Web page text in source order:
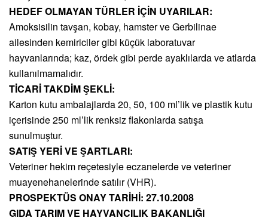
HEDEF OLMAYAN TÜRLER İÇİN UYARILAR:
Amoksisilin tavşan, kobay, hamster ve Gerbilinae
ailesinden kemiriciler gibi küçük laboratuvar
hayvanlarında; kaz, ördek gibi perde ayaklılarda ve atlarda
kullanılmamalıdır.
TİCARİ TAKDİM ŞEKLİ:
Karton kutu ambalajlarda 20, 50, 100 ml’lik ve plastik kutu
içerisinde 250 ml’lik renksiz flakonlarda satışa
sunulmuştur.
SATIŞ YERİ VE ŞARTLARI:
Veteriner hekim reçetesiyle eczanelerde ve veteriner
muayenehanelerinde satılır (VHR).
PROSPEKTÜS ONAY TARİHİ: 27.10.2008
GIDA TARIM VE HAYVANCILIK BAKANLIĞI